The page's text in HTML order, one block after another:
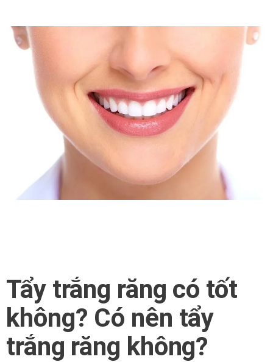
Tẩy trắng răng có tốt
không? Có nên tẩy
trắng răng không?